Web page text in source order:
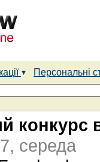
Персональні
конкурс
середа